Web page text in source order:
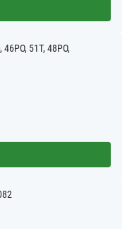
51T, 48PO,